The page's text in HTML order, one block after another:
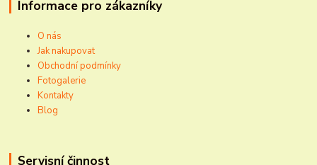
Informace pro zákazníky
O nás
Jak nakupovat
Obchodní podmínky
Fotogalerie
Kontakty
Blog
Servisní činnost